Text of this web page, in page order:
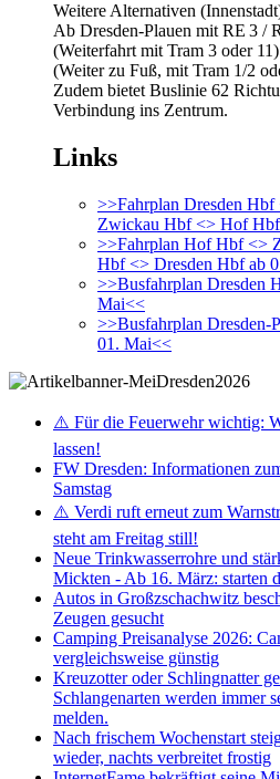
Weitere Alternativen
Ab Dresden‑Plauen mit RE 3 /
(Weiterfahrt mit Tram 3 oder
(Weiter zu Fuß, mit Tram 1/2
Zudem bietet Buslinie 62
Verbindung ins Zentrum.
Links
>>Fahrplan Dresden
Zwickau Hbf <> Hof
>>Fahrplan Hof Hbf <>
Hbf <> Dresden Hbf ab
>>Busfahrplan Dresden
Mai<<
>>Busfahrplan Dresden-
01. Mai<<
⚠️ Für die Feuerwehr wichtig:
lassen!
FW Dresden: Informationen
Samstag
⚠️ Verdi ruft erneut zum
steht am Freitag still!
Neue Trinkwasserrohre und
Mickten - Ab 16. März: starten
Autos in Großzschachwitz
Zeugen gesucht
Camping Preisanalyse 2026:
vergleichsweise günstig
Kreuzotter oder Schlingnatter
Schlangenarten werden immer
melden.
Nach frischem Wochenstart
wieder, nachts verbreitet frostig